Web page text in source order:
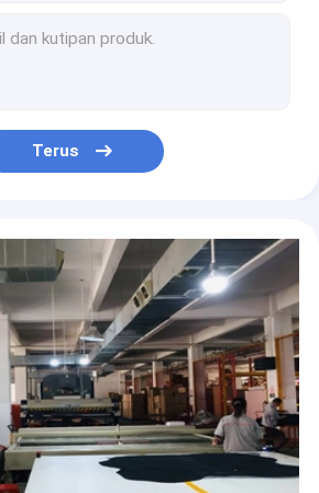
Lipat Kain Kulit PVC Tahan 140cm Lebar
Kulit Buatan Bahan Tas Kulit Ramah Lingkungan
Lembut Timbul PVC Kulit Buatan Untuk Perabotan
Kulit Zaitun Hijau Oranye Cerah Pu Kulit Microfiber
Pakaian Kulit Imitasi Tidak Ada Bau Aneh
Terus